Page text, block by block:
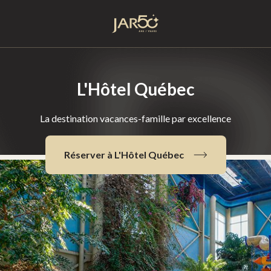
L'Hôtel Québec
La destination vacances-famille par excellence
Réserver à L'Hôtel Québec